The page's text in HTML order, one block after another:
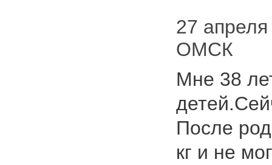
27
ОМСК
Мне 38
После
кг и не